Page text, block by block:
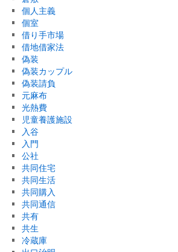
個人主義
個室
借り手市場
借地借家法
偽装
偽装カップル
偽装請負
元麻布
光熱費
児童養護施設
入谷
入門
公社
共同住宅
共同生活
共同購入
共同通信
共有
共生
冷蔵庫